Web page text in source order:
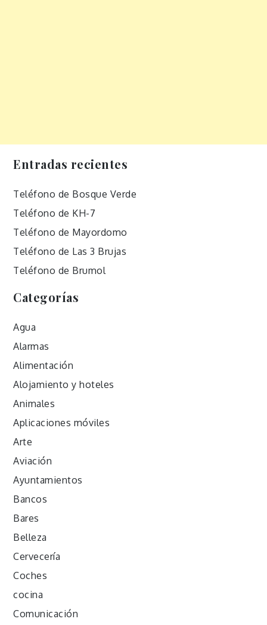
Entradas recientes
Teléfono de Bosque Verde
Teléfono de KH-7
Teléfono de Mayordomo
Teléfono de Las 3 Brujas
Teléfono de Brumol
Categorías
Agua
Alarmas
Alimentación
Alojamiento y hoteles
Animales
Aplicaciones móviles
Arte
Aviación
Ayuntamientos
Bancos
Bares
Belleza
Cervecería
Coches
cocina
Comunicación